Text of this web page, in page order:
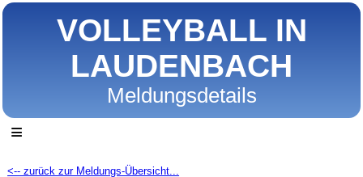
VOLLEYBALL IN
LAUDENBACH
Meldungsdetails
≡
<-- zurück zur Meldungs-Übersicht...